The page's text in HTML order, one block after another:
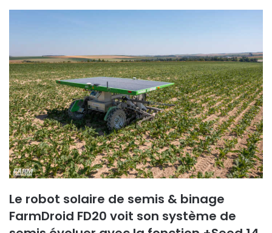
Le robot solaire de semis & binage
FarmDroid FD20 voit son système de